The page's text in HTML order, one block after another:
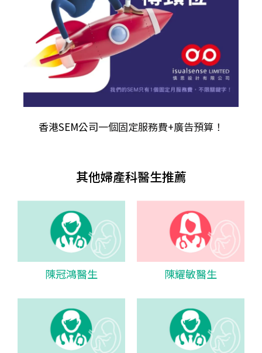
香港SEM公司一個固定服務費+廣告預算！
其他婦產科醫生推薦
陳冠鴻醫生 陳耀敏醫生